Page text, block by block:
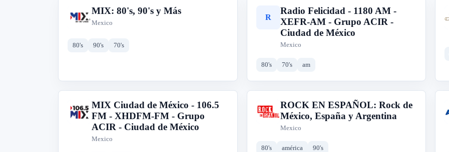
M
MIX: 80's, 90's y Más
Mexico
80's 90's 70's
R
Radio Felicidad - 1180 AM -
XEFR-AM - Grupo ACIR -
Ciudad de México
Mexico
80's 70's am
M
MIX Ciudad de México - 106.5
FM - XHDFM-FM - Grupo
ACIR - Ciudad de México
Mexico
R
ROCK EN ESPAÑOL: Rock de
México, España y Argentina
Mexico
80's américa 90's